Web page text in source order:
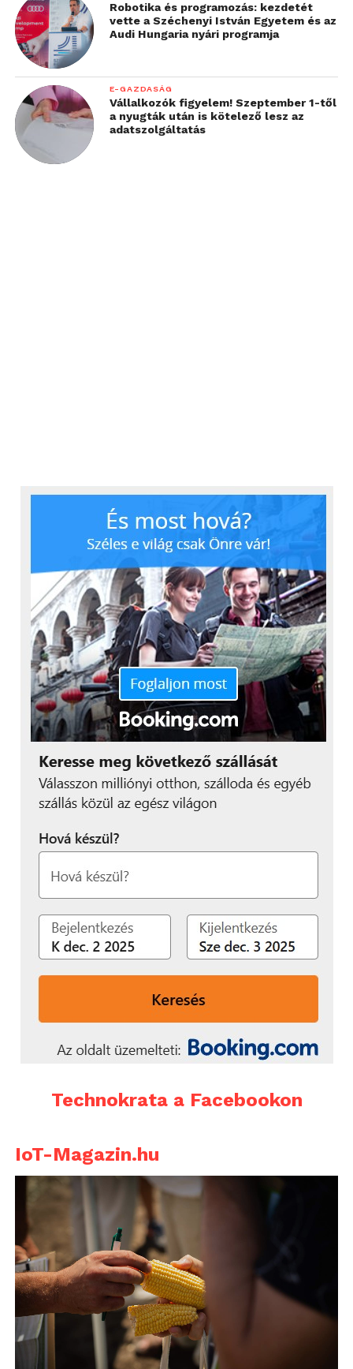
Robotika és programozás: kezdetét
vette a Széchenyi István Egyetem és az
Audi Hungaria nyári programja
E-GAZDASÁG
Vállalkozók figyelem! Szeptember 1-től
a nyugták után is kötelező lesz az
adatszolgáltatás
Technokrata a Facebookon
IoT-Magazin.hu